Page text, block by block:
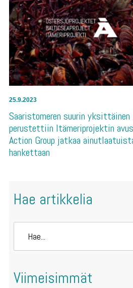
25.9.2023
Saaristomeren suurin yksittäinen
perustettiin Itämeriprojektin
Action Group jatkaa
hankettaan
Hae artikkelia
Viimeisimmät